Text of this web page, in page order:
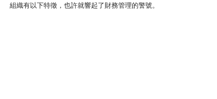
組織有以下特徵，也許就響起了財務管理的警號。